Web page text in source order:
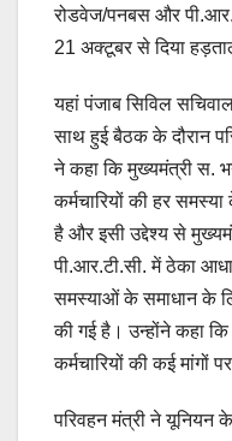
रोडवेज/पनबस और
21 अक्टूबर से दिया
यहां पंजाब सिविल
साथ हुई बैठक के दौरान
ने कहा कि मुख्यमंत्री स.
कर्मचारियों की हर
है और इसी उद्देश्य से
पी.आर.टी.सी. में ठेका
समस्याओं के समाधान के
की गई है। उन्होंने कहा
कर्मचारियों की कई मांगों
परिवहन मंत्री ने यूनियन